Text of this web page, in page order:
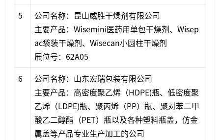
5
公司名称：昆山威胜干燥剂有限公司
主要产品：Wisemini医药用单包干燥剂、Wisep
ac袋装干燥剂、Wisecan小圆柱干燥剂
展位号：62A05
6
公司名称：山东宏瑞包装有限公司
主要产品：高密度聚乙烯（HDPE)瓶、低密度聚
乙烯（LDPE)瓶、聚丙烯（PP）瓶、聚对苯二甲
酸乙二醇酯（PET）瓶以及各种塑料瓶盖，仿金
属盖等产品专业生产加工的公司